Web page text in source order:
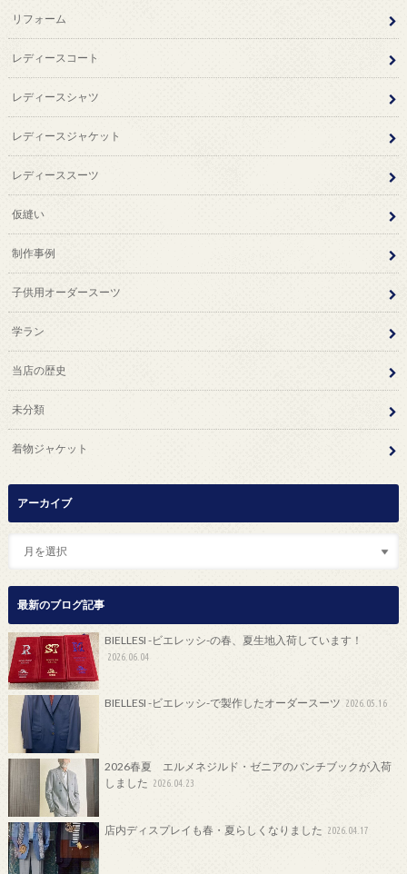
リフォーム
レディースコート
レディースシャツ
レディースジャケット
レディーススーツ
仮縫い
制作事例
子供用オーダースーツ
学ラン
当店の歴史
未分類
着物ジャケット
アーカイブ
最新のブログ記事
BIELLESI -ビエレッシ-の春、夏生地入荷しています！
2026.06.04
BIELLESI -ビエレッシ-で製作したオーダースーツ 2026.05.16
2026春夏 エルメネジルド・ゼニアのバンチブックが入荷
しました 2026.04.23
店内ディスプレイも春・夏らしくなりました 2026.04.17